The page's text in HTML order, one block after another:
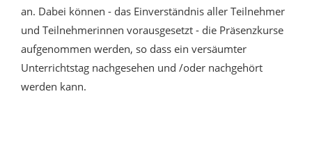
an. Dabei können - das Einverständnis aller Teilnehmer
und Teilnehmerinnen vorausgesetzt - die Präsenzkurse
aufgenommen werden, so dass ein versäumter
Unterrichtstag nachgesehen und /oder nachgehört
werden kann.